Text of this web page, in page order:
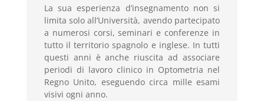
La sua esperienza d’insegnamento non si
limita solo all’Università, avendo partecipato
a numerosi corsi, seminari e conferenze in
tutto il territorio spagnolo e inglese. In tutti
questi anni è anche riuscita ad associare
periodi di lavoro clinico in Optometria nel
Regno Unito, eseguendo circa mille esami
visivi ogni anno.